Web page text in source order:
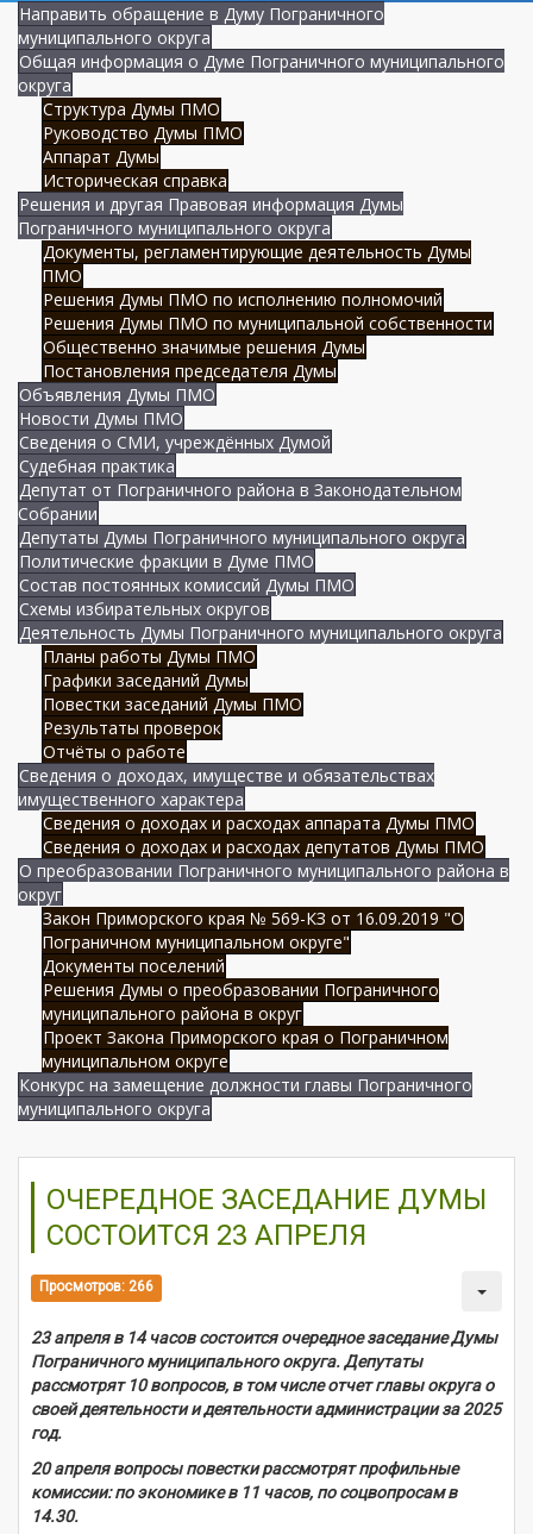
Направить обращение в Думу Пограничного
муниципального округа
Общая информация о Думе Пограничного муниципального
округа
Структура Думы ПМО
Руководство Думы ПМО
Аппарат Думы
Историческая справка
Решения и другая Правовая информация Думы
Пограничного муниципального округа
Документы, регламентирующие деятельность Думы
ПМО
Решения Думы ПМО по исполнению полномочий
Решения Думы ПМО по муниципальной собственности
Общественно значимые решения Думы
Постановления председателя Думы
Объявления Думы ПМО
Новости Думы ПМО
Сведения о СМИ, учреждённых Думой
Судебная практика
Депутат от Пограничного района в Законодательном
Собрании
Депутаты Думы Пограничного муниципального округа
Политические фракции в Думе ПМО
Состав постоянных комиссий Думы ПМО
Схемы избирательных округов
Деятельность Думы Пограничного муниципального округа
Планы работы Думы ПМО
Графики заседаний Думы
Повестки заседаний Думы ПМО
Результаты проверок
Отчёты о работе
Сведения о доходах, имуществе и обязательствах
имущественного характера
Сведения о доходах и расходах аппарата Думы ПМО
Сведения о доходах и расходах депутатов Думы ПМО
О преобразовании Пограничного муниципального района в
округ
Закон Приморского края № 569-КЗ от 16.09.2019 "О
Пограничном муниципальном округе"
Документы поселений
Решения Думы о преобразовании Пограничного
муниципального района в округ
Проект Закона Приморского края о Пограничном
муниципальном округе
Конкурс на замещение должности главы Пограничного
муниципального округа
ОЧЕРЕДНОЕ ЗАСЕДАНИЕ ДУМЫ
СОСТОИТСЯ 23 АПРЕЛЯ
Просмотров: 266
23 апреля в 14 часов состоится очередное заседание Думы
Пограничного муниципального округа. Депутаты
рассмотрят 10 вопросов, в том числе отчет главы округа о
своей деятельности и деятельности администрации за 2025
год.
20 апреля вопросы повестки рассмотрят профильные
комиссии: по экономике в 11 часов, по соцвопросам в
14.30.